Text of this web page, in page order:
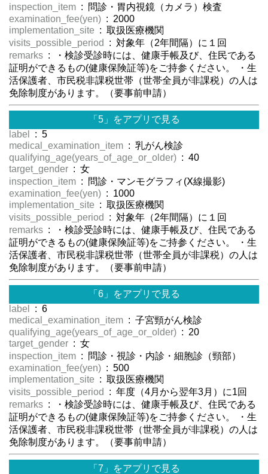
inspection_item : 問診・胃内視鏡（カメラ）検査
examination_fee(yen) : 2000
implementation_site : 取扱医療機関
visits_possible_period
: 対象年（2年間隔）に１回
remarks : ・検診受診時には、健康手帳及び、住民である
証明ができるもの(健康保険証等)をご持参ください。 ・生
活保護者、市民税非課税世帯（世帯全員が非課税）の人は
免除制度があります。（要事前申請）
「5」をアプリで見る
label
: 5
medical_examination_item : 乳がん検診
qualifying_age(years_of_age_or_older) : 40
target_gender : 女
inspection_item : 問診・マンモグラフィ(Ⅹ線撮影)
examination_fee(yen) : 1000
implementation_site : 取扱医療機関
visits_possible_period
: 対象年（2年間隔）に１回
remarks : ・検診受診時には、健康手帳及び、住民である
証明ができるもの(健康保険証等)をご持参ください。 ・生
活保護者、市民税非課税世帯（世帯全員が非課税）の人は
免除制度があります。（要事前申請）
「6」をアプリで見る
label
: 6
medical_examination_item : 子宮頸がん検診
qualifying_age(years_of_age_or_older) : 20
target_gender : 女
inspection_item : 問診・視診・内診・細胞診（頸部）
examination_fee(yen) : 500
implementation_site : 取扱医療機関
visits_possible_period
: 年度（4月から翌年3月）に1回
remarks : ・検診受診時には、健康手帳及び、住民である
証明ができるもの(健康保険証等)をご持参ください。 ・生
活保護者、市民税非課税世帯（世帯全員が非課税）の人は
免除制度があります。（要事前申請）
「7」をアプリで見る